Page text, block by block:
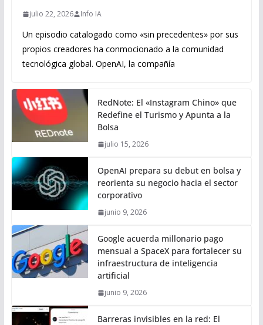
julio 22, 2026 Info IA
Un episodio catalogado como «sin precedentes» por sus
propios creadores ha conmocionado a la comunidad
tecnológica global. OpenAI, la compañía
RedNote: El «Instagram Chino» que
Redefine el Turismo y Apunta a la
Bolsa
julio 15, 2026
OpenAI prepara su debut en bolsa y
reorienta su negocio hacia el sector
corporativo
junio 9, 2026
Google acuerda millonario pago
mensual a SpaceX para fortalecer su
infraestructura de inteligencia
artificial
junio 9, 2026
Barreras invisibles en la red: El